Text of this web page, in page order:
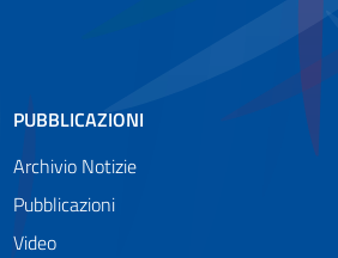
PUBBLICAZIONI
Archivio Notizie
Pubblicazioni
Video